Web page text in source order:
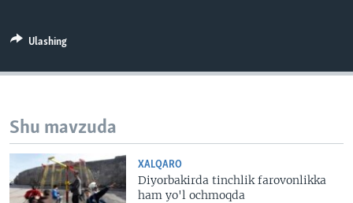
Ulashing
Shu mavzuda
XALQARO
Diyorbakirda tinchlik farovonlikka
ham yo'l ochmoqda